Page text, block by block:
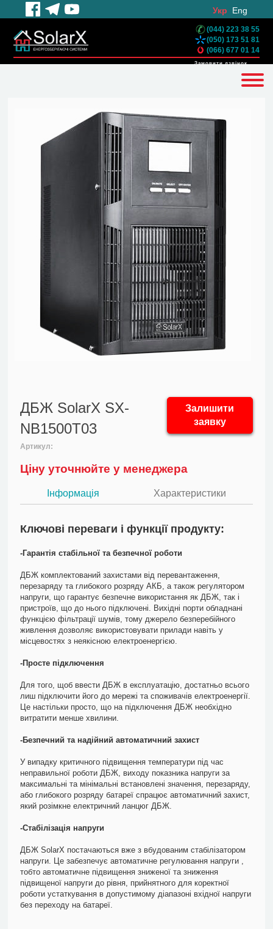
Укр Eng
(044) 223 38 55
(050) 173 51 81
(066) 677 01 14
Замовити дзвінок
ДБЖ SolarX SX-
NB1500T03
Залишити
заявку
Артикул:
Ціну уточнюйте у менеджера
Інформація Характеристики
Ключові переваги і функції продукту:
-Гарантія стабільної та безпечної роботи
ДБЖ комплектований захистами від перевантаження,
перезаряду та глибокого розряду АКБ, а також регулятором
напруги, що гарантує безпечне використання як ДБЖ, так і
пристроїв, що до нього підключені. Вихідні порти обладнані
функцією фільтрації шумів, тому джерело безперебійного
живлення дозволяє використовувати прилади навіть у
місцевостях з неякісною електроенергією.
-Просте підключення
Для того, щоб ввести ДБЖ в експлуатацію, достатньо всього
лиш підключити його до мережі та споживачів електроенергії.
Це настільки просто, що на підключення ДБЖ необхідно
витратити менше хвилини.
-Безпечний та надійний автоматичний захист
У випадку критичного підвищення температури під час
неправильної роботи ДБЖ, виходу показника напруги за
максимальні та мінімальні встановлені значення, перезаряду,
або глибокого розряду батареї спрацює автоматичний захист,
який розімкне електричний ланцюг ДБЖ.
-Стабілізація напруги
ДБЖ SolarX постачаються вже з вбудованим стабілізатором
напруги. Це забезпечує автоматичне регулювання напруги ,
тобто автоматичне підвищення зниженої та зниження
підвищеної напруги до рівня, прийнятного для коректної
роботи устаткування в допустимому діапазоні вхідної напруги
без переходу на батареї.